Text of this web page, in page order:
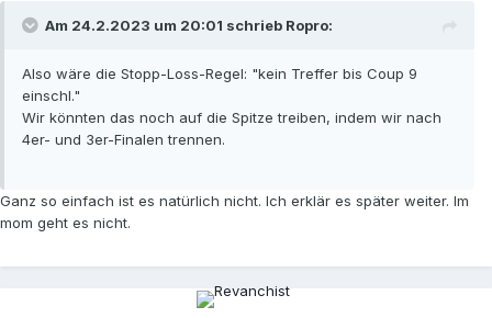
Am 24.2.2023 um 20:01 schrieb Ropro:
Also wäre die Stopp-Loss-Regel: "kein Treffer bis Coup 9
einschl."
Wir könnten das noch auf die Spitze treiben, indem wir nach
4er- und 3er-Finalen trennen.
Ganz so einfach ist es natürlich nicht. Ich erklär es später weiter. Im
mom geht es nicht.